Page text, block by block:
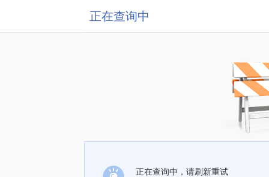
正在查询中
正在查询中，请刷新重试